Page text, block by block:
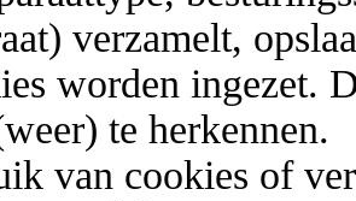
verzamelt,
worden ingezet.
te herkennen.
van cookies of